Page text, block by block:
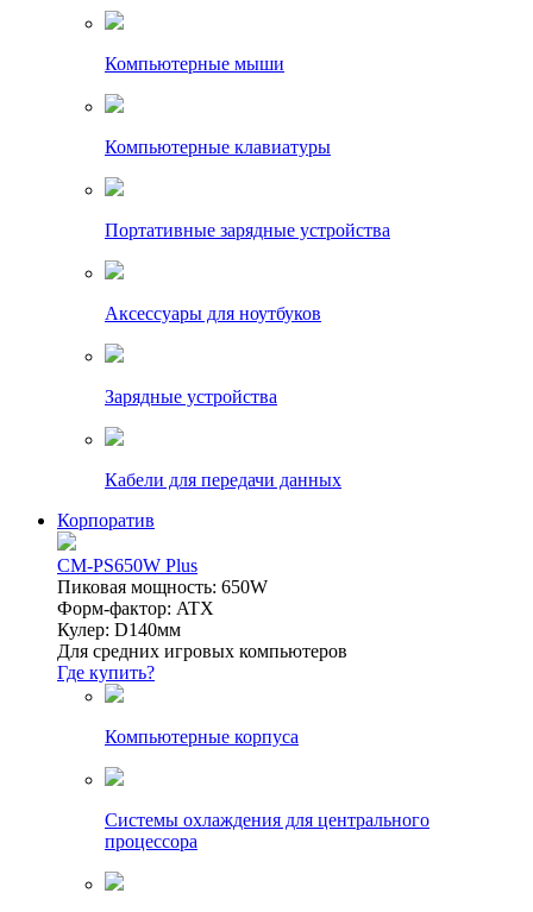
Компьютерные мыши
Компьютерные клавиатуры
Портативные зарядные устройства
Аксессуары для ноутбуков
Зарядные устройства
Кабели для передачи данных
Корпоратив
CM-PS650W Plus
Пиковая мощность: 650W
Форм-фактор: ATX
Кулер: D140мм
Для средних игровых компьютеров
Где купить?
Компьютерные корпуса
Системы охлаждения для центрального
процессора